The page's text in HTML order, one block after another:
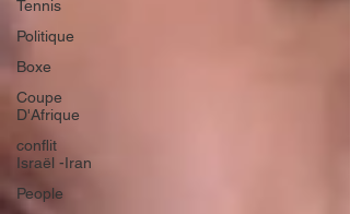
Tennis
Politique
Boxe
Coupe
D'Afrique
conflit
Israël -Iran
People